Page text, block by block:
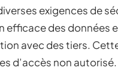
exigences de
des données
avec des tiers.
d’accès non autorisé.